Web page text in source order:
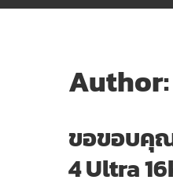
Author:
ขอขอบคุณ
4 Ultra